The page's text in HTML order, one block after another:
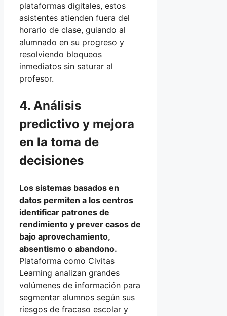
plataformas digitales, estos
asistentes atienden fuera del
horario de clase, guiando al
alumnado en su progreso y
resolviendo bloqueos
inmediatos sin saturar al
profesor.
4. Análisis
predictivo y mejora
en la toma de
decisiones
Los sistemas basados en
datos permiten a los centros
identificar patrones de
rendimiento y prever casos de
bajo aprovechamiento,
absentismo o abandono.
Plataforma como Civitas
Learning analizan grandes
volúmenes de información para
segmentar alumnos según sus
riesgos de fracaso escolar y